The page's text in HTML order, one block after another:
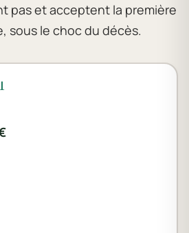
pas et acceptent la première
sous le choc du décès.